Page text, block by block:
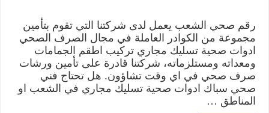
رقم صحي الشعب يعمل لدى شركتنا التي تقوم بتأمين
مجموعة من الكوادر العاملة في مجال الصرف الصحي
ادوات صحية تسليك مجاري تركيب اطقم الجمامات
ومعداته ومستلزماته، شركتنا قادرة على تأمين ورشات
صرف صحي في اي وقت تشاؤون. هل تحتاج فني
صحي سباك ادوات صحية تسليك مجاري في الشعب او
المناطق …